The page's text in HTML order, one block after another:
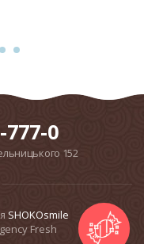
777-0
152
SHOKOsmile
Fresh